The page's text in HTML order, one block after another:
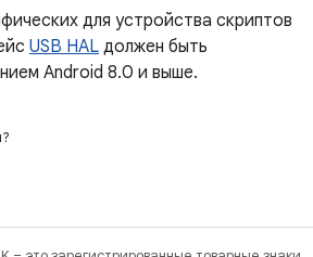
для устройства скриптов
USB HAL должен быть
Android 8.0 и выше.